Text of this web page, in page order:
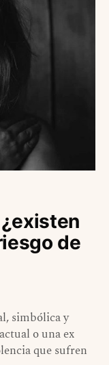
de
simbólica y
o una ex
que sufren